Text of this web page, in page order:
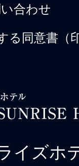
合わせ
る同意書（
イズホ